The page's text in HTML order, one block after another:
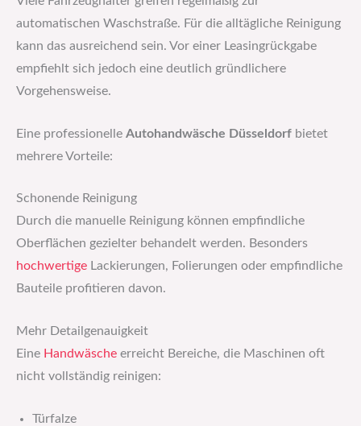
automatischen Waschstraße. Für die alltägliche Reinigung
kann das ausreichend sein. Vor einer Leasingrückgabe
empfiehlt sich jedoch eine deutlich gründlichere
Vorgehensweise.
Eine professionelle Autohandwäsche Düsseldorf bietet
mehrere Vorteile:
Schonende Reinigung
Durch die manuelle Reinigung können empfindliche
Oberflächen gezielter behandelt werden. Besonders
hochwertige Lackierungen, Folierungen oder empfindliche
Bauteile profitieren davon.
Mehr Detailgenauigkeit
Eine Handwäsche erreicht Bereiche, die Maschinen oft
nicht vollständig reinigen:
Türfalze